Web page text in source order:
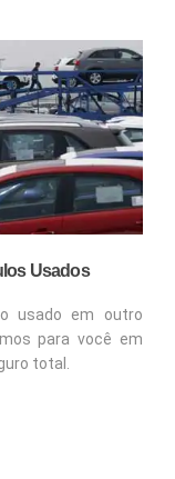
Usados
usado em outro
para você em
total.